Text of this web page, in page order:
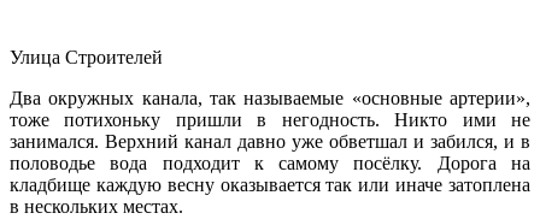
Улица Строителей
Два окружных канала, так называемые «основные артерии»,
тоже потихоньку пришли в негодность. Никто ими не
занимался. Верхний канал давно уже обветшал и забился, и в
половодье вода подходит к самому посёлку. Дорога на
кладбище каждую весну оказывается так или иначе затоплена
в нескольких местах.